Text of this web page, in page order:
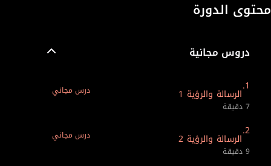
محتوى الدورة
دروس مجانية
1.
الرسالة والرؤية 1
درس مجاني
7 دقيقة
2.
الرسالة والرؤية 2
درس مجاني
9 دقيقة